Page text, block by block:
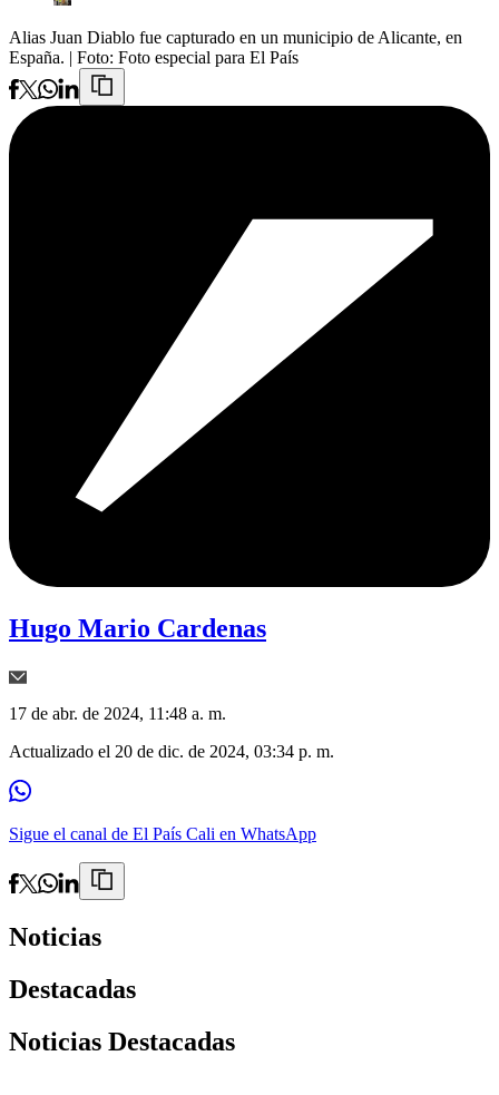
Alias Juan Diablo fue capturado en un municipio de Alicante, en
España. | Foto: Foto especial para El País
Hugo Mario Cardenas
17 de abr. de 2024, 11:48 a. m.
Actualizado el 20 de dic. de 2024, 03:34 p. m.
Sigue el canal de El País Cali en WhatsApp
Noticias
Destacadas
Noticias Destacadas